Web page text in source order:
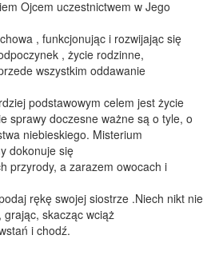
Ojcem uczestnictwem w Jego
, funkcjonując i rozwijając się
, życie rodzinne,
wszystkim oddawanie
podstawowym celem jest życie
sprawy doczesne ważne są o tyle, o
niebieskiego. Misterium
dokonuje się
przyrody, a zarazem owocach i
rękę swojej siostrze .Niech nikt nie
skacząc wciąż
i chodź.